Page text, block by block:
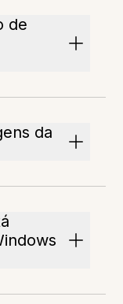
de
da